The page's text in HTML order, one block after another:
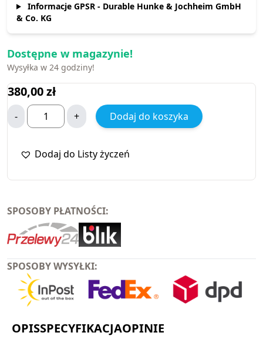
Informacje GPSR - Durable Hunke & Jochheim GmbH
& Co. KG
Dostępne w magazynie!
Wysyłka w 24 godziny!
380,00zł
- + Dodaj do koszyka
Dodaj do Listy życzeń
SPOSOBY PŁATNOŚCI:
SPOSOBY WYSYŁKI:
OPISSPECYFIKACJAOPINIE